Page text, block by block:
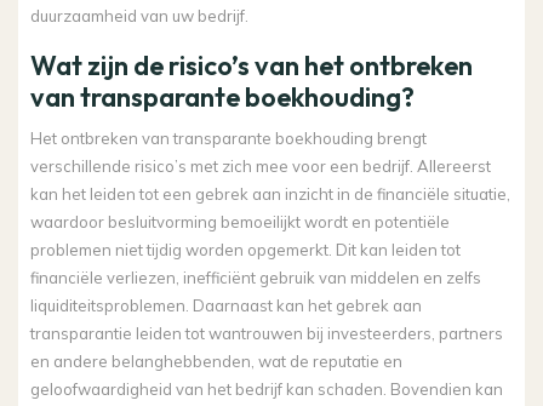
duurzaamheid van uw bedrijf.
Wat zijn de risico’s van het ontbreken
van transparante boekhouding?
Het ontbreken van transparante boekhouding brengt
verschillende risico’s met zich mee voor een bedrijf. Allereerst
kan het leiden tot een gebrek aan inzicht in de financiële situatie,
waardoor besluitvorming bemoeilijkt wordt en potentiële
problemen niet tijdig worden opgemerkt. Dit kan leiden tot
financiële verliezen, inefficiënt gebruik van middelen en zelfs
liquiditeitsproblemen. Daarnaast kan het gebrek aan
transparantie leiden tot wantrouwen bij investeerders, partners
en andere belanghebbenden, wat de reputatie en
geloofwaardigheid van het bedrijf kan schaden. Bovendien kan